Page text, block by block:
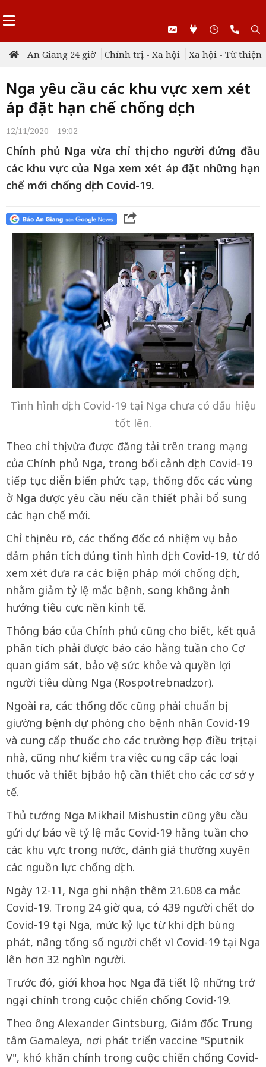
An Giang 24 giờ Chính trị - Xã hội Xã hội - Từ thiện
Nga yêu cầu các khu vực xem xét
áp đặt hạn chế chống dịch
12/11/2020 - 19:02
Chính phủ Nga vừa chỉ thị cho người đứng đầu
các khu vực của Nga xem xét áp đặt những hạn
chế mới chống dịch Covid-19.
Tình hình dịch Covid-19 tại Nga chưa có dấu hiệu
tốt lên.
Theo chỉ thị vừa được đăng tải trên trang mạng
của Chính phủ Nga, trong bối cảnh dịch Covid-19
tiếp tục diễn biến phức tạp, thống đốc các vùng
ở Nga được yêu cầu nếu cần thiết phải bổ sung
các hạn chế mới.
Chỉ thị nêu rõ, các thống đốc có nhiệm vụ bảo
đảm phân tích đúng tình hình dịch Covid-19, từ đó
xem xét đưa ra các biện pháp mới chống dịch,
nhằm giảm tỷ lệ mắc bệnh, song không ảnh
hưởng tiêu cực nền kinh tế.
Thông báo của Chính phủ cũng cho biết, kết quả
phân tích phải được báo cáo hằng tuần cho Cơ
quan giám sát, bảo vệ sức khỏe và quyền lợi
người tiêu dùng Nga (Rospotrebnadzor).
Ngoài ra, các thống đốc cũng phải chuẩn bị
giường bệnh dự phòng cho bệnh nhân Covid-19
và cung cấp thuốc cho các trường hợp điều trị tại
nhà, cũng như kiểm tra việc cung cấp các loại
thuốc và thiết bị bảo hộ cần thiết cho các cơ sở y
tế.
Thủ tướng Nga Mikhail Mishustin cũng yêu cầu
gửi dự báo về tỷ lệ mắc Covid-19 hằng tuần cho
các khu vực trong nước, đánh giá thường xuyên
các nguồn lực chống dịch.
Ngày 12-11, Nga ghi nhận thêm 21.608 ca mắc
Covid-19. Trong 24 giờ qua, có 439 người chết do
Covid-19 tại Nga, mức kỷ lục từ khi dịch bùng
phát, nâng tổng số người chết vì Covid-19 tại Nga
lên hơn 32 nghìn người.
Trước đó, giới khoa học Nga đã tiết lộ những trở
ngại chính trong cuộc chiến chống Covid-19.
Theo ông Alexander Gintsburg, Giám đốc Trung
tâm Gamaleya, nơi phát triển vaccine "Sputnik
V", khó khăn chính trong cuộc chiến chống Covid-